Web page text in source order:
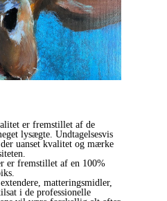
er fremstillet af de
lysægte. Undtagelsesvis
uanset kvalitet og mærke
er fremstillet af en 100%
matteringsmidler,
i de professionelle